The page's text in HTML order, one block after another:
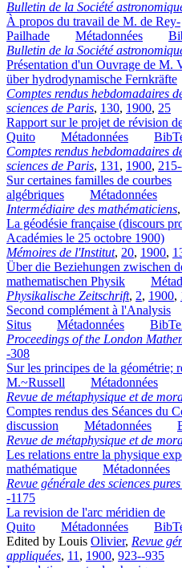
Bulletin de la Société
À propos du travail de M. de Rey-
Pailhade
Métadonnées
Bulletin de la Société
Présentation d'un Ouvrage de M.
über hydrodynamische Fernkräfte
Comptes rendus hebdomadaires
sciences de Paris, 130, 1900, 25
Rapport sur le projet de révision
Quito
Métadonnées
Comptes rendus hebdomadaires
sciences de Paris, 131 , 1900,
Sur certaines familles de courbes
algébriques
Métadonnées
Intermédiaire des mathématiciens,
La géodésie française (discours
Académies le 25 octobre 1900)
Mémoires de l'Institut, 20, 1900,
Über die Beziehungen zwischen
mathematischen Physik
Physikalische Zeitschrift, 2, 1900,
Second complément à l'Analysis
Situs
Métadonnées
Proceedings of the London
-308
Sur les principes de la géométrie;
M.~Russell
Métadonnées
Revue de métaphysique et de
Comptes rendus des Séances du
discussion
Métadonnées
Revue de métaphysique et de
Les relations entre la physique
mathématique
Métadonnées
Revue générale des sciences
-1175
La revision de l'arc méridien de
Quito
Métadonnées
Edited by Louis Olivier, Revue
appliquées, 11 , 1900, 923--935